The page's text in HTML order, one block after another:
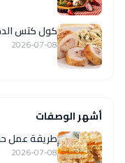
كول كتس
2026-07-08
أشهر الوصفات
طريقة عمل
2026-07-08